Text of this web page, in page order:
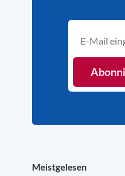
Meistgelesen